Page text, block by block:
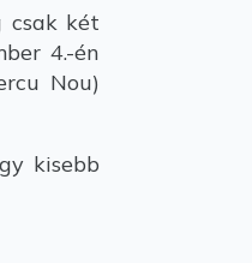
csak két
4.-én
Nou)
kisebb